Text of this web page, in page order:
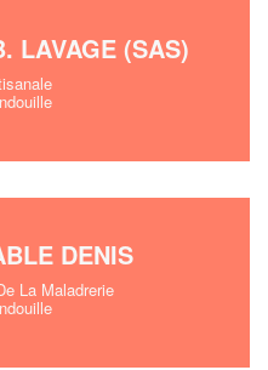
LAVAGE (SAS)
DENIS
La Maladrerie